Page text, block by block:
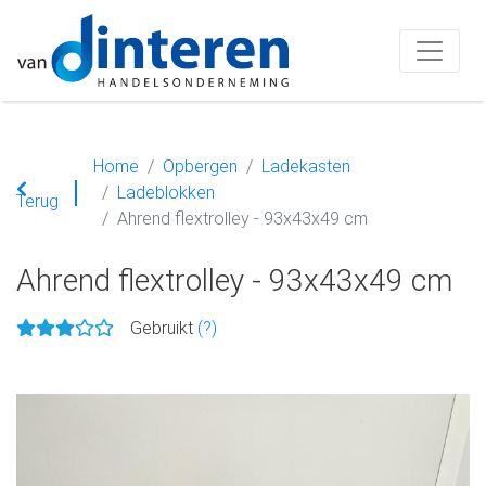
Terug
Home Opbergen
Ladekasten
Ladeblokken
Ahrend flextrolley - 93x43x49 cm
Ahrend flextrolley - 93x43x49 cm
Gebruikt (?)